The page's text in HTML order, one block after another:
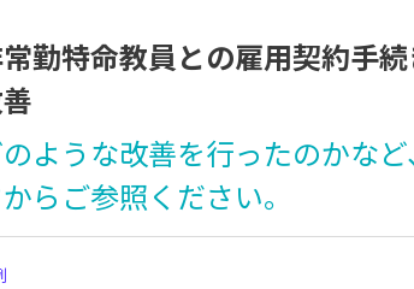
勤特命教員との雇用契約手
ような改善を行ったのかな
らご参照ください。